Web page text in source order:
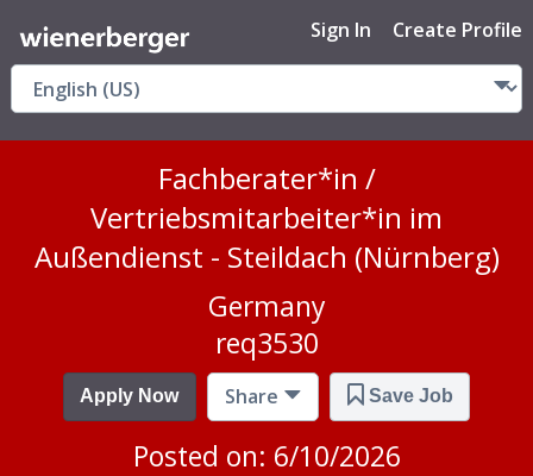
Sign In Create Profile
Fachberater*in /
Vertriebsmitarbeiter*in im
Außendienst - Steildach (Nürnberg)
Germany
req3530
Apply Now Share Save Job
Posted on: 6/10/2026